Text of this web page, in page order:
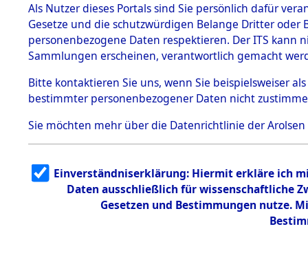
Effekten
1.2.9.1
Effekten aus
dem KZ
Dachau
1.2.9.2
Effekten aus
dem KZ
Bayerisches
Dokument
e
Als Nutzer dieses Portals sind Sie persönlich dafür
Gesetze und die schutzwürdigen Belange Dritter
personenbezogene Daten respektieren. Der ITS
Sammlungen erscheinen, verantwortlich gemacht
Bitte kontaktieren Sie uns, wenn Sie beispielsweiser
bestimmter personenbezogener Daten nicht
Sie möchten mehr über die Datenrichtlinie der Arolsen
Einverständniserklärung: Hiermit erkläre ich
Daten ausschließlich für wissenschaftliche
Gesetzen und Bestimmungen nutze.